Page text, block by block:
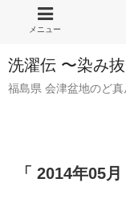
洗濯伝 〜染み
福島県 会津盆地のど
「 2014年05